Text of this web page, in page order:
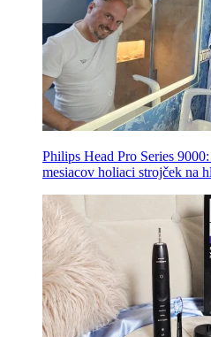
Philips Head Pro Series
mesiacov holiaci strojček na